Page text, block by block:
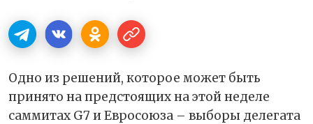
Одно из решений, которое может быть
принято на предстоящих на этой неделе
саммитах G7 и Евросоюза – выборы делегата